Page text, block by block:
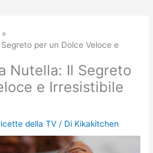
per un Dolce Veloce e
Nutella: Il Segreto
e Irresistibile
della TV / Di Kikakitchen